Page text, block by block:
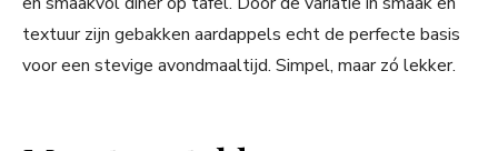
textuur zijn gebakken aardappels echt de perfecte basis
voor een stevige avondmaaltijd. Simpel, maar zó lekker.